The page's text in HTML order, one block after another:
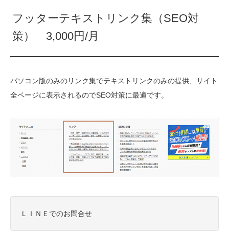
フッターテキストリンク集（SEO対
策） 3,000円/月
パソコン版のみのリンク集でテキストリンクのみの提供、サイト
全ページに表示されるのでSEO対策に最適です。
ＬＩＮＥでのお問合せ